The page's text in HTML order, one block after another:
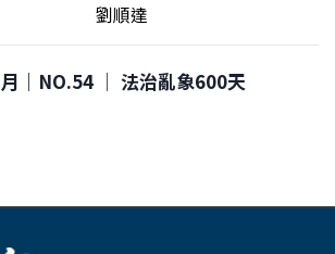
劉順達
｜NO.54 │ 法治亂象600天